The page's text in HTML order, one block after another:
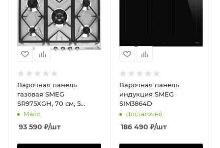
Варочная панель
газовая SMEG
SR975XGH, 70 см, 5
конф., нерж. сталь/хром
Мало
93 590 ₽/шт
Варочная панель
индукция SMEG
SIM3864D
Достаточно
186 490 ₽/шт